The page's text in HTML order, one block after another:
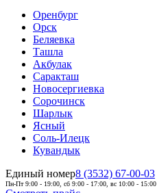
Оренбург
Орск
Беляевка
Ташла
Акбулак
Саракташ
Новосергиевка
Сорочинск
Шарлык
Ясный
Соль-Илецк
Кувандык
Единый номер8 (3532) 67-00-03
Пн-Пт 9:00 - 19:00, сб 9:00 - 17:00, вс 10:00 - 15:00